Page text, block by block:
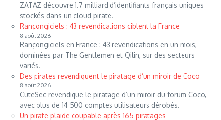
ZATAZ découvre 1.7 milliard d’identifiants français uniques
stockés dans un cloud pirate.
Rançongiciels : 43 revendications ciblent la France
8 août 2026
Rançongiciels en France : 43 revendications en un mois,
dominées par The Gentlemen et Qilin, sur des secteurs
variés.
Des pirates revendiquent le piratage d’un miroir de Coco
8 août 2026
CuteSec revendique le piratage d’un miroir du forum Coco,
avec plus de 14 500 comptes utilisateurs dérobés.
Un pirate plaide coupable après 165 piratages